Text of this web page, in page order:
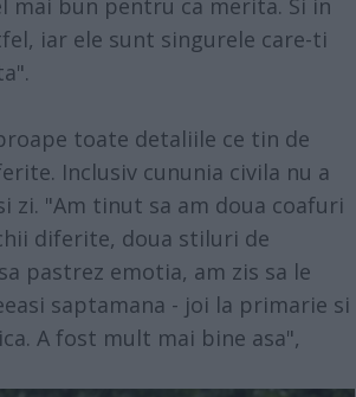
mai bun pentru ca merita. Si in
iar ele sunt singurele care-ti
toate detaliile ce tin de
Inclusiv cununia civila nu a
zi. "Am tinut sa am doua coafuri
diferite, doua stiluri de
pastrez emotia, am zis sa le
saptamana - joi la primarie si
A fost mult mai bine asa",